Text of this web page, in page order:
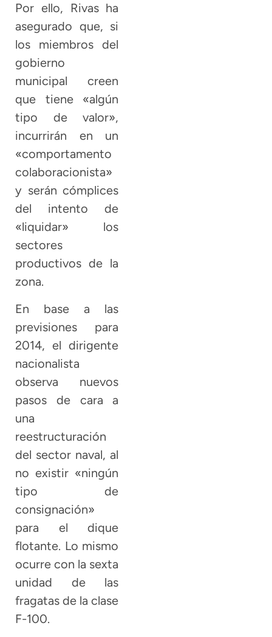
Por ello, Rivas ha
asegurado que, si
los miembros del
gobierno
municipal creen
que tiene «algún
tipo de valor»,
incurrirán en un
«comportamento
colaboracionista»
y serán cómplices
del intento de
«liquidar» los
sectores
productivos de la
zona.
En base a las
previsiones para
2014, el dirigente
nacionalista
observa nuevos
pasos de cara a
una
reestructuración
del sector naval, al
no existir «ningún
tipo de
consignación»
para el dique
flotante. Lo mismo
ocurre con la sexta
unidad de las
fragatas de la clase
F-100.